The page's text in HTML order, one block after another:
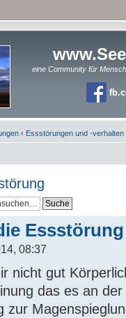
eine Community für
‹ Essstörungen und -verhalten
Essstörung
08:37
nicht gut
das es an
zur